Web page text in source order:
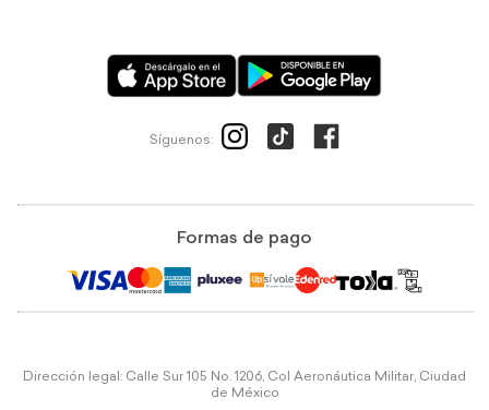
Síguenos:
Formas de pago
Dirección legal: Calle Sur 105 No. 1206, Col Aeronáutica Militar, Ciudad
de México